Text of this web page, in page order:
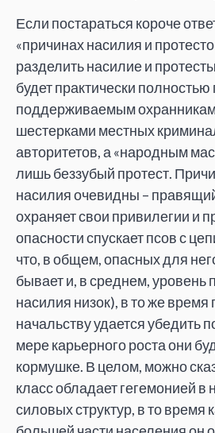
Если постараться короче
«причинах насилия и
разделить насилие и
будет практически
поддерживаемым
шестерками местных
авторитетов, а «народным
лишь беззубый протест.
насилия очевидны –
охраняет свои привилегии и
опасности спускает псов с
что, в общем, опасных для
бывает и, в среднем, уровень
насилия низок), в то же
начальству удается убедить
мере карьерного роста они
кормушке. В целом, можно
класс обладает гегемонией в
силовых структур, в то время